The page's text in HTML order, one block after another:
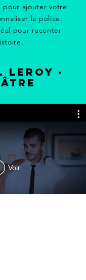
ajouter votre
la police.
pour raconter
LEROY -
Voir